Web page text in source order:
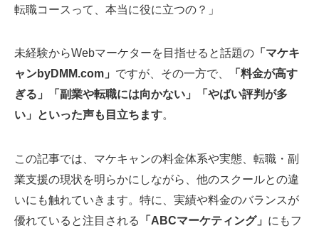
転職コースって、本当に役に立つの？」
未経験からWebマーケターを目指せると話題の 「マケキ
ャンbyDMM.com」 ですが、その一方で、
「料金が高す
ぎる」「副業や転職には向かない」「やばい評判が多
い」といった声も目立ちます。
この記事では、マケキャンの料金体系や実態、転職・副
業支援の現状を明らかにしながら、他のスクールとの違
いにも触れていきます。特に、実績や料金のバランスが
優れていると注目される
「ABCマーケティング」 にもフ